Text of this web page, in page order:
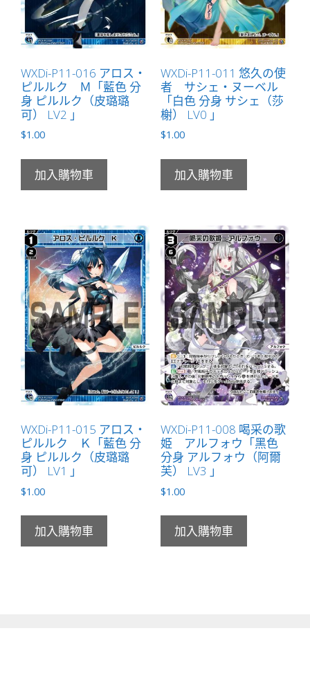
WXDi-P11-016 アロス・
ピルルク Ｍ「藍色 分
身 ピルルク（皮璐璐
可） LV2 」
$1.00
加入購物車
WXDi-P11-011 悠久の使
者 サシェ・ヌーベル
「白色 分身 サシェ（莎
榭） LV0 」
$1.00
加入購物車
WXDi-P11-015 アロス・
ピルルク Ｋ「藍色 分
身 ピルルク（皮璐璐
可） LV1 」
$1.00
加入購物車
WXDi-P11-008 喝采の歌
姫 アルフォウ「黑色
分身 アルフォウ（阿爾
芙） LV3 」
$1.00
加入購物車